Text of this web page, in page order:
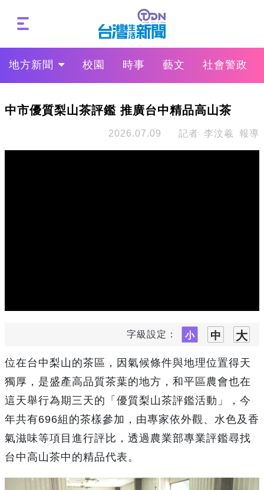
地方新聞 校園 時事 藝文 社會警政
中市優質梨山茶評鑑 推廣台中精品高山茶
2026.07.09 記者 李汶羲 報導
字級設定：
位在台中梨山的茶區，因氣候條件與地理位置得天
獨厚，是盛產高品質茶葉的地方，和平區農會也在
這天舉行為期三天的「優質梨山茶評鑑活動」，今
年共有696組的茶樣參加，由專家依外觀、水色及香
氣滋味等項目進行評比，透過農業部專業評鑑尋找
台中高山茶中的精品代表。